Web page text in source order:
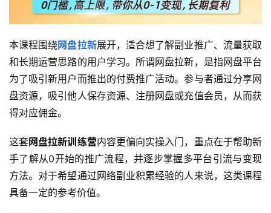
本课程围绕网盘拉新展开，适合想了解副业推广、流量获取
和长期运营思路的用户学习。所谓网盘拉新，是指网盘平台
为了吸引新用户而推出的付费推广活动。参与者通过分享网
盘资源，吸引他人保存资源、注册网盘或充值会员，从而获
得对应佣金。
这套网盘拉新训练营内容更偏向实操入门，重点在于帮助新
手了解从0开始的推广流程，并逐步掌握多平台引流与变现
方法。对于希望通过网络副业积累经验的人来说，这类课程
具备一定的参考价值。